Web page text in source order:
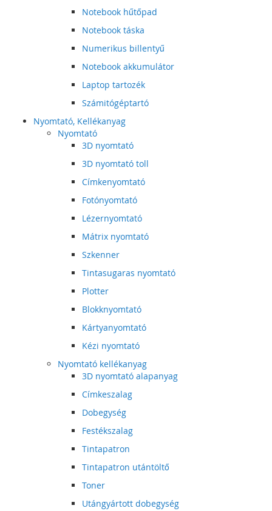
Notebook hűtőpad
Notebook táska
Numerikus billentyű
Notebook akkumulátor
Laptop tartozék
Számitógéptartó
Nyomtató, Kellékanyag
Nyomtató
3D nyomtató
3D nyomtató toll
Címkenyomtató
Fotónyomtató
Lézernyomtató
Mátrix nyomtató
Szkenner
Tintasugaras nyomtató
Plotter
Blokknyomtató
Kártyanyomtató
Kézi nyomtató
Nyomtató kellékanyag
3D nyomtató alapanyag
Címkeszalag
Dobegység
Festékszalag
Tintapatron
Tintapatron utántöltő
Toner
Utángyártott dobegység